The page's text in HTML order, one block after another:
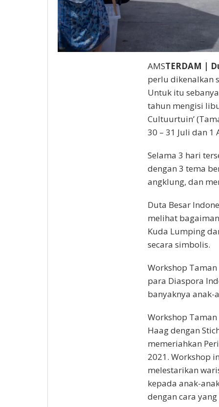
AMSTERDAM |
perlu dikenalkan
Untuk itu
tahun mengisi
Cultuurtuin’
30 – 31 Juli dan 1
Selama 3 hari
dengan 3 tema
angklung, dan
Duta Besar
melihat
Kuda Lumping
secara simbolis.
Workshop
para Diaspora
banyaknya anak-
Workshop
Haag dengan
memeriahkan
2021. Workshop
melestarikan
kepada anak-
dengan cara